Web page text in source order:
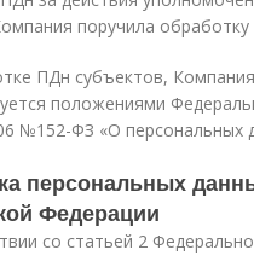
поручила
ПДн субъектов, Компания
положениями
№152-ФЗ «О персональных
персональных
Федерации
со статьей 2